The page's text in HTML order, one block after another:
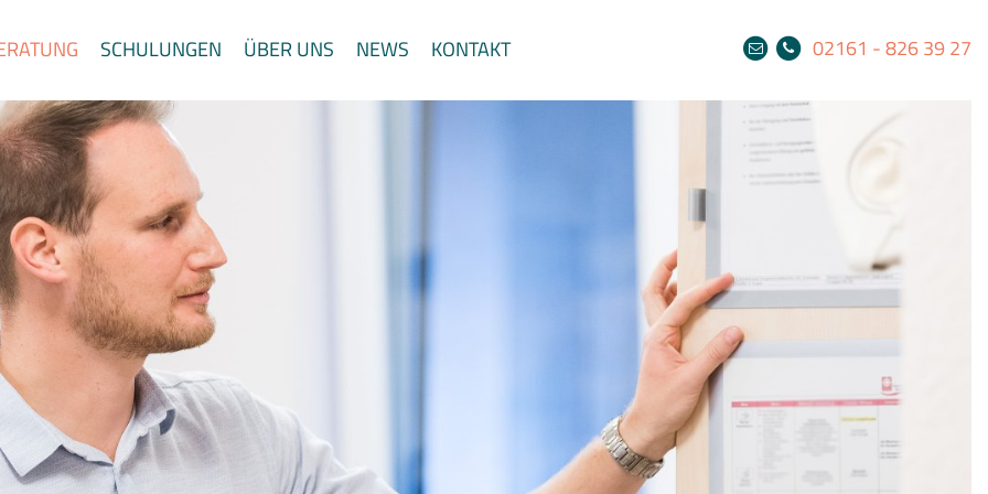
SCHULUNGEN ÜBER UNS NEWS KONTAKT 02161 - 826 39 27